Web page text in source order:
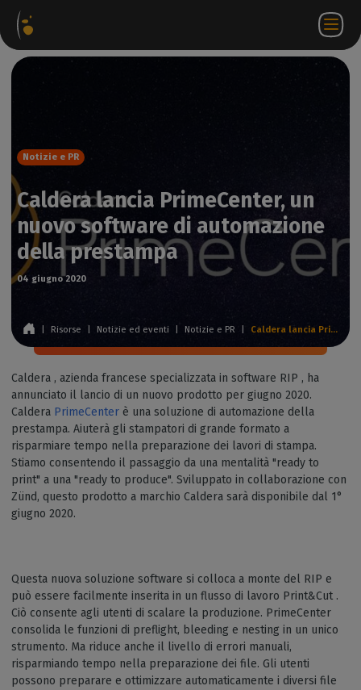
IT
Notizie e PR
Caldera lancia PrimeCenter, un
nuovo software di automazione
della prestampa
04 giugno 2020
Risorse Notizie ed eventi Notizie e PR Caldera lancia PrimeCenter, un nuovo software di automazione della prestampa
Caldera , azienda francese specializzata in software RIP , ha
annunciato il lancio di un nuovo prodotto per giugno 2020.
Caldera PrimeCenter è una soluzione di automazione della
prestampa. Aiuterà gli stampatori di grande formato a
risparmiare tempo nella preparazione dei lavori di stampa.
Stiamo consentendo il passaggio da una mentalità "ready to
print" a una "ready to produce". Sviluppato in collaborazione con
Zünd, questo prodotto a marchio Caldera sarà disponibile dal 1°
giugno 2020.
Questa nuova soluzione software si colloca a monte del RIP e
può essere facilmente inserita in un flusso di lavoro Print&Cut .
Ciò consente agli utenti di scalare la produzione. PrimeCenter
consolida le funzioni di preflight, bleeding e nesting in un unico
strumento. Ma riduce anche il livello di errori manuali,
risparmiando tempo nella preparazione dei file. Gli utenti
possono preparare e ottimizzare automaticamente i diversi file